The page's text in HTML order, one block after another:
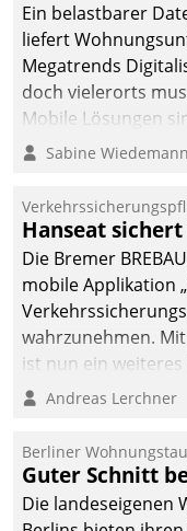
Ein belastbarer
liefert
Megatrends
doch vielerorts
Mobile Lösungen
Sabine Wiedemann
Hanseat
Die Bremer
mobile Applikation
wahrzunehmen.
ist nun ein
Einsatz.
Andreas Lerchner
Berliner
Guter Schnitt
Die landeseigenen